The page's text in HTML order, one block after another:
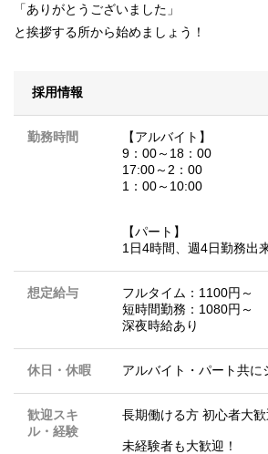
「ありがとうございました」
と挨拶する所から始めましょう！
採用情報
勤務時間
【アルバイト】
9：00～18：00
17:00～2：00
1：00～10:00
【パート】
1日4時間、週4日勤務出
想定給与
フルタイム：1100円～
短時間勤務：1080円～
深夜時給あり
休日・休暇 アルバイト・パート共に
歓迎スキ
ル・経験
長期働ける方 初心者大歓
未経験者も大歓迎！